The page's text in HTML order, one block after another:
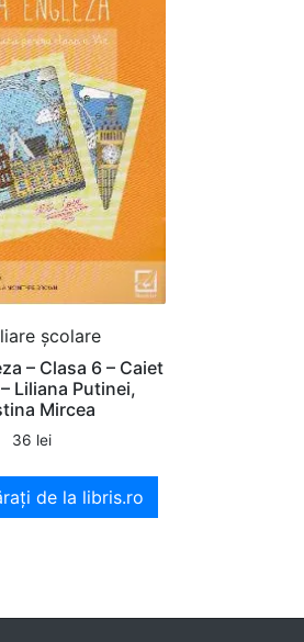
şcolare
– Clasa 6 – Caiet
Liliana Putinei,
Mircea
36 lei
de la libris.ro